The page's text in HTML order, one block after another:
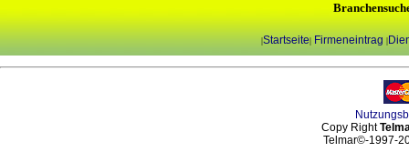
|Startseite| Firmeneintrag |
Copy Right
Telmar©-1997-